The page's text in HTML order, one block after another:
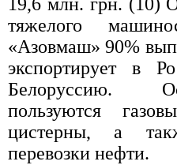
тяжелого
«Азовмаш» 90%
экспортирует в
Белоруссию.
пользуются
цистерны, а
перевозки нефти.